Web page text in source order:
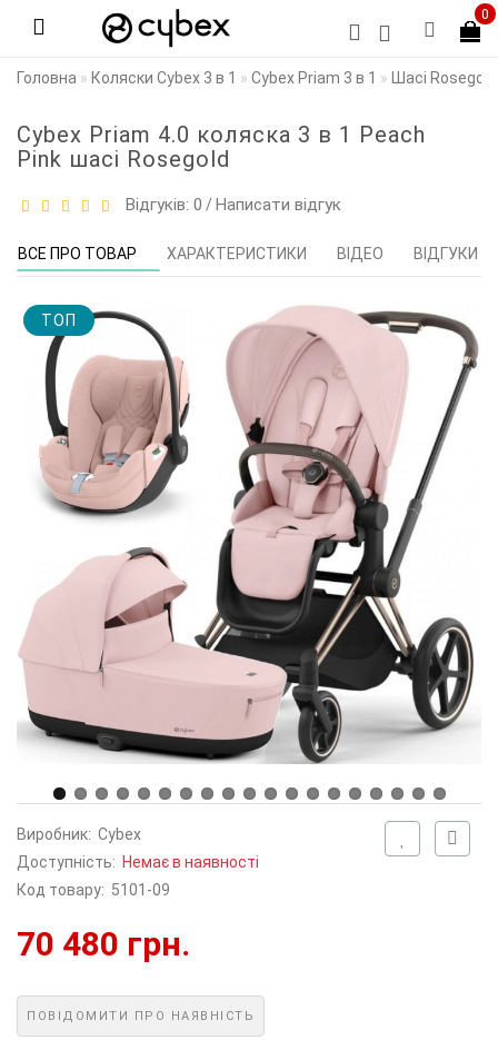
0
Головна Коляски Cybex 3 в 1 Cybex Priam 3 в 1 Шасі Rosegold
Cybex Priam 4.0 коляска 3 в 1 Peach
Pink шасі Rosegold
Відгуків: 0 /Написати відгук
ВСЕ ПРО ТОВАР ХАРАКТЕРИСТИКИ ВІДЕО ВІДГУКИ
TOП
Виробник: Cybex
Доступність: Немає в наявності
Код товару: 5101-09
70 480 грн.
ПОВІДОМИТИ ПРО НАЯВНІСТЬ